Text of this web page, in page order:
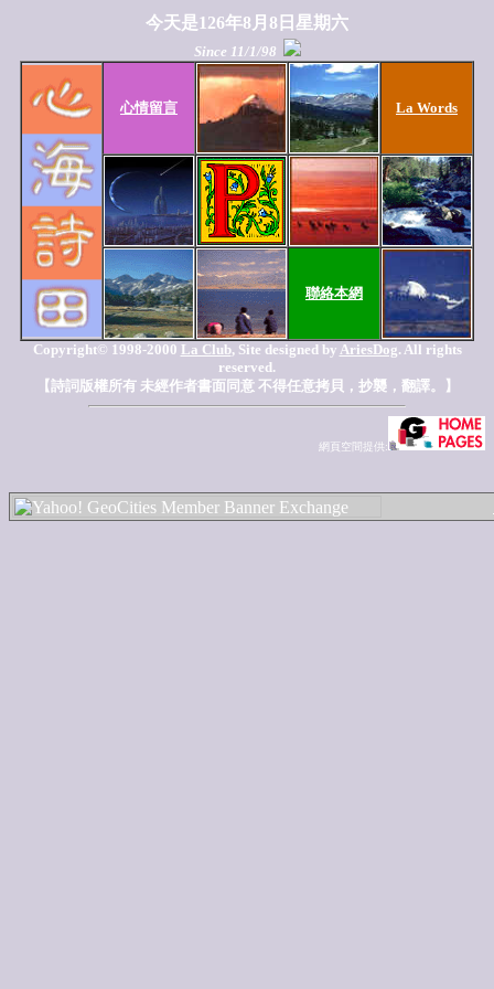
今天是126年8月8日星期六
Since 11/1/98
心情留言 La Words
聯絡本網
Copyright© 1998-2000 La Club, Site designed by AriesDog. All rights
reserved.
【詩詞版權所有 未經作者書面同意 不得任意拷貝，抄襲，翻譯。】
網頁空間提供: